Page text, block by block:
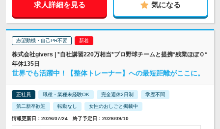
求人詳細を見る 気になる
志望動機・自己PR不要
株式会社givers | *自社講習220万相当*プロ野球チームと提携*残業ほぼ０*
年休135日
世界でも活躍中！【整体トレーナー】への最短距離がここに。
正社員 職種・業種未経験OK 完全週休2日制 学歴不問
第二新卒歓迎 転勤なし 女性のおしごと掲載中
情報更新日：2026/07/24 終了予定日：2026/09/10